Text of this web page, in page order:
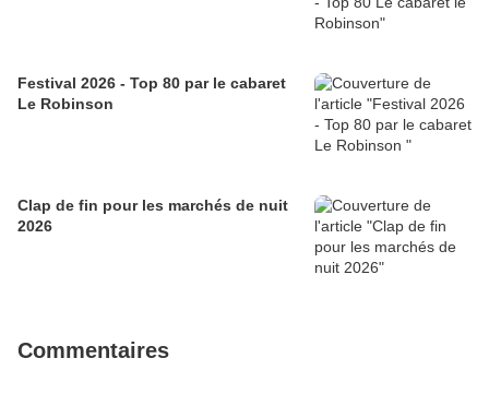
Festival 2026 - Top 80 par le cabaret
Le Robinson
Clap de fin pour les marchés de nuit
2026
Commentaires